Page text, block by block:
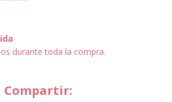
durante toda la compra.
Compartir: